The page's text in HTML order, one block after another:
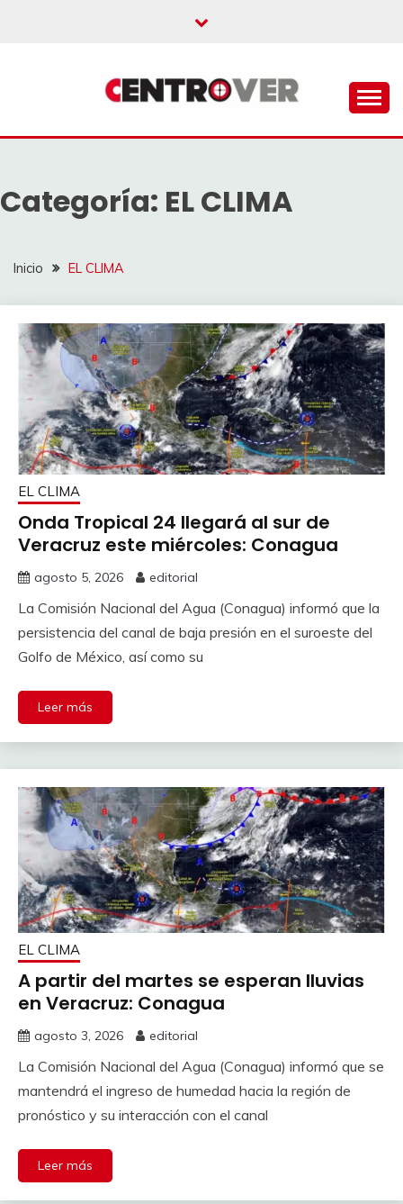
CENTROVER
NOTICIAS
Categoría: EL CLIMA
Inicio EL CLIMA
EL CLIMA
Onda Tropical 24 llegará al sur de
Veracruz este miércoles: Conagua
agosto 5, 2026 editorial
La Comisión Nacional del Agua (Conagua) informó que la
persistencia del canal de baja presión en el suroeste del
Golfo de México, así como su
Leer más
EL CLIMA
A partir del martes se esperan lluvias
en Veracruz: Conagua
agosto 3, 2026 editorial
La Comisión Nacional del Agua (Conagua) informó que se
mantendrá el ingreso de humedad hacia la región de
pronóstico y su interacción con el canal
Leer más